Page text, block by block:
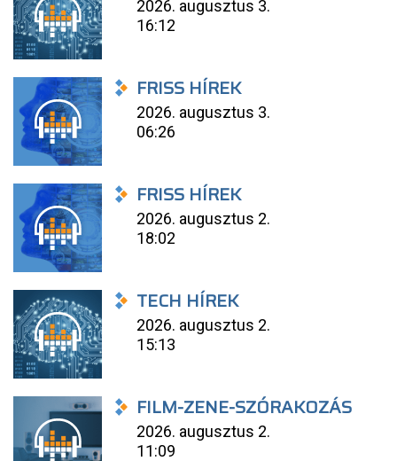
2026. augusztus 3.
16:12
FRISS HÍREK
2026. augusztus 3.
06:26
FRISS HÍREK
2026. augusztus 2.
18:02
TECH HÍREK
2026. augusztus 2.
15:13
FILM-ZENE-SZÓRAKOZÁS
2026. augusztus 2.
11:09